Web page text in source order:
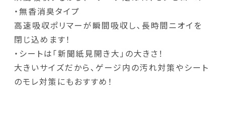
・無香消臭タイプ
高速吸収ポリマーが瞬間吸収し、長時間ニオイを
閉じ込めます！
・シートは「新聞紙見開き大」の大きさ！
大きいサイズだから、ゲージ内の汚れ対策やシート
のモレ対策にもおすすめ！